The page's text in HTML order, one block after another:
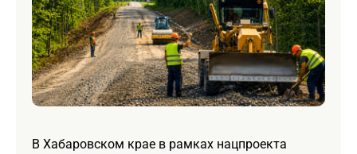
В Хабаровском крае в рамках нацпроекта